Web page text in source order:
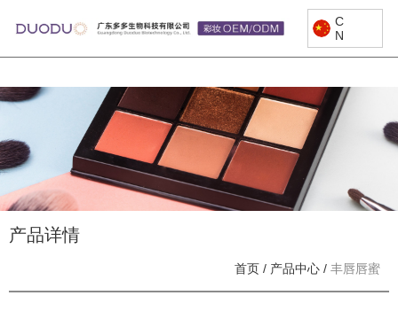
C
N
产品详情
首页 / 产品中心 / 丰唇唇蜜